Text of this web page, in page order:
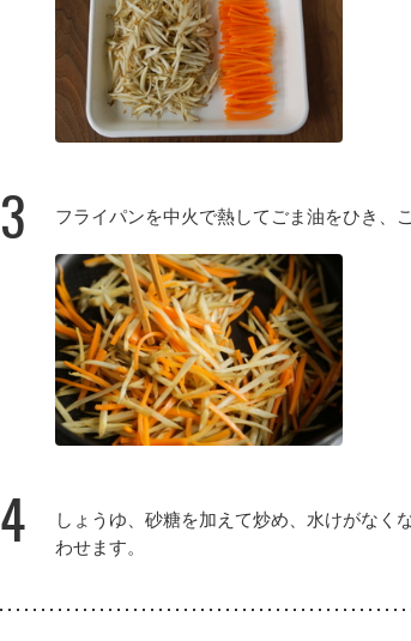
3 フライパンを中火で熱してごま油をひき、
4
しょうゆ、砂糖を加えて炒め、水けがなく
わせます。